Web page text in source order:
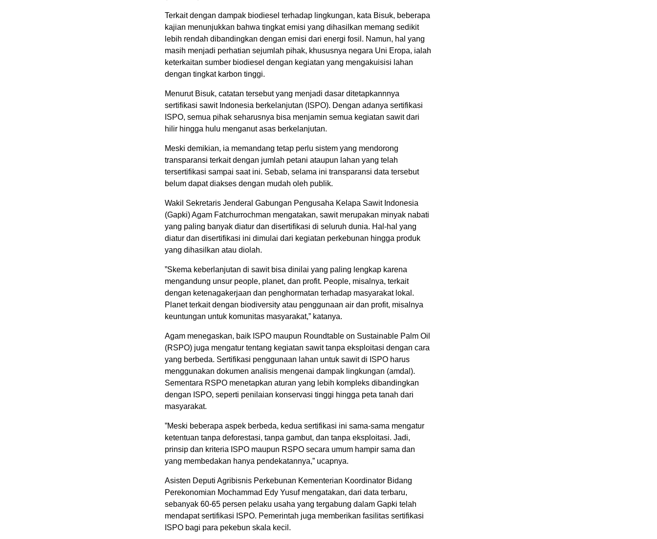
Terkait dengan dampak biodiesel terhadap lingkungan, kata Bisuk, beberapa
kajian menunjukkan bahwa tingkat emisi yang dihasilkan memang sedikit
lebih rendah dibandingkan dengan emisi dari energi fosil. Namun, hal yang
masih menjadi perhatian sejumlah pihak, khususnya negara Uni Eropa, ialah
keterkaitan sumber biodiesel dengan kegiatan yang mengakuisisi lahan
dengan tingkat karbon tinggi.
Menurut Bisuk, catatan tersebut yang menjadi dasar ditetapkannnya
sertifikasi sawit Indonesia berkelanjutan (ISPO). Dengan adanya sertifikasi
ISPO, semua pihak seharusnya bisa menjamin semua kegiatan sawit dari
hilir hingga hulu menganut asas berkelanjutan.
Meski demikian, ia memandang tetap perlu sistem yang mendorong
transparansi terkait dengan jumlah petani ataupun lahan yang telah
tersertifikasi sampai saat ini. Sebab, selama ini transparansi data tersebut
belum dapat diakses dengan mudah oleh publik.
Wakil Sekretaris Jenderal Gabungan Pengusaha Kelapa Sawit Indonesia
(Gapki) Agam Fatchurrochman mengatakan, sawit merupakan minyak nabati
yang paling banyak diatur dan disertifikasi di seluruh dunia. Hal-hal yang
diatur dan disertifikasi ini dimulai dari kegiatan perkebunan hingga produk
yang dihasilkan atau diolah.
”Skema keberlanjutan di sawit bisa dinilai yang paling lengkap karena
mengandung unsur people, planet, dan profit. People, misalnya, terkait
dengan ketenagakerjaan dan penghormatan terhadap masyarakat lokal.
Planet terkait dengan biodiversity atau penggunaan air dan profit, misalnya
keuntungan untuk komunitas masyarakat,” katanya.
Agam menegaskan, baik ISPO maupun Roundtable on Sustainable Palm Oil
(RSPO) juga mengatur tentang kegiatan sawit tanpa eksploitasi dengan cara
yang berbeda. Sertifikasi penggunaan lahan untuk sawit di ISPO harus
menggunakan dokumen analisis mengenai dampak lingkungan (amdal).
Sementara RSPO menetapkan aturan yang lebih kompleks dibandingkan
dengan ISPO, seperti penilaian konservasi tinggi hingga peta tanah dari
masyarakat.
”Meski beberapa aspek berbeda, kedua sertifikasi ini sama-sama mengatur
ketentuan tanpa deforestasi, tanpa gambut, dan tanpa eksploitasi. Jadi,
prinsip dan kriteria ISPO maupun RSPO secara umum hampir sama dan
yang membedakan hanya pendekatannya,” ucapnya.
Asisten Deputi Agribisnis Perkebunan Kementerian Koordinator Bidang
Perekonomian Mochammad Edy Yusuf mengatakan, dari data terbaru,
sebanyak 60-65 persen pelaku usaha yang tergabung dalam Gapki telah
mendapat sertifikasi ISPO. Pemerintah juga memberikan fasilitas sertifikasi
ISPO bagi para pekebun skala kecil.